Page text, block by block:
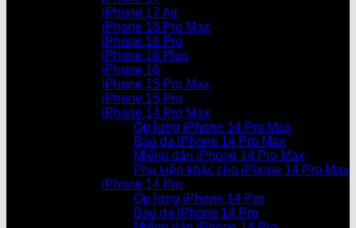
iPhone 17 Air
iPhone 16 Pro Max
iPhone 16 Pro
iPhone 16 Plus
iPhone 16
iPhone 15 Pro Max
iPhone 15 Pro
iPhone 14 Pro Max
Ốp lưng iPhone 14 Pro Max
Bao da iPhone 14 Pro Max
Miếng dán iPhone 14 Pro Max
Phụ kiện khác cho iPhone 14 Pro Max
iPhone 14 Pro
Ốp lưng iPhone 14 Pro
Bao da iPhone 14 Pro